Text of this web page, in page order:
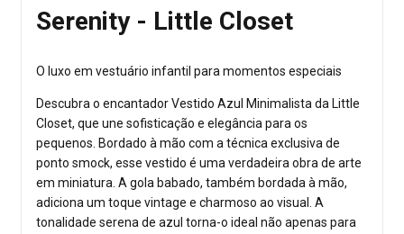
Serenity - Little Closet
O luxo em vestuário infantil para momentos especiais
Descubra o encantador Vestido Azul Minimalista da Little
Closet, que une sofisticação e elegância para os
pequenos. Bordado à mão com a técnica exclusiva de
ponto smock, esse vestido é uma verdadeira obra de arte
em miniatura. A gola babado, também bordada à mão,
adiciona um toque vintage e charmoso ao visual. A
tonalidade serena de azul torna-o ideal não apenas para